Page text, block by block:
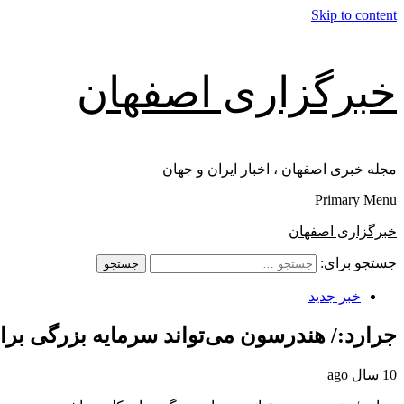
Skip to content
خبرگزاری اصفهان
مجله خبری اصفهان ، اخبار ایران و جهان
Primary Menu
خبرگزاری اصفهان
جستجو برای:
خبر جدید
جرارد:/ هندرسون می‌تواند سرمایه بزرگی
10 سال ago